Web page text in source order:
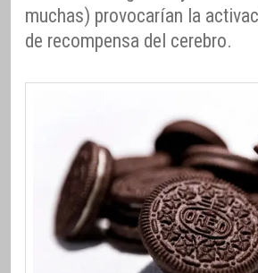
muchas) provocarían la
de recompensa del cerebro.